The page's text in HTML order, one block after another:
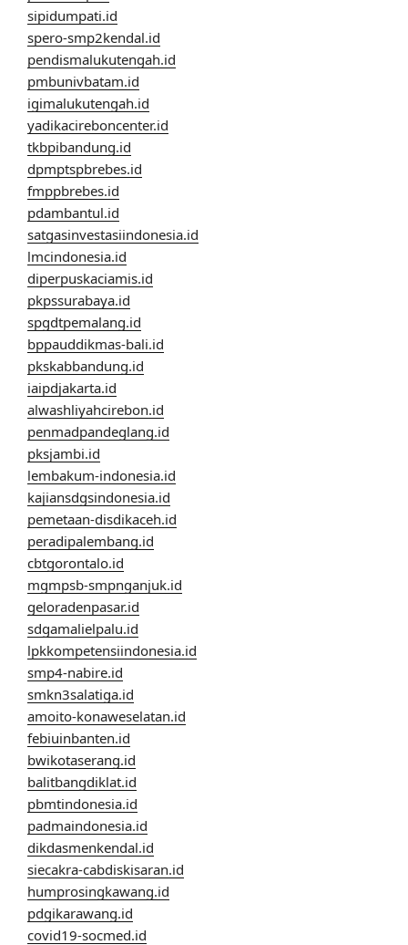
sipidumpati.id
spero-smp2kendal.id
pendismalukutengah.id
pmbunivbatam.id
igimalukutengah.id
yadikacireboncenter.id
tkbpibandung.id
dpmptspbrebes.id
fmppbrebes.id
pdambantul.id
satgasinvestasiindonesia.id
lmcindonesia.id
diperpuskaciamis.id
pkpssurabaya.id
spgdtpemalang.id
bppauddikmas-bali.id
pkskabbandung.id
iaipdjakarta.id
alwashliyahcirebon.id
penmadpandeglang.id
pksjambi.id
lembakum-indonesia.id
kajiansdgsindonesia.id
pemetaan-disdikaceh.id
peradipalembang.id
cbtgorontalo.id
mgmpsb-smpnganjuk.id
geloradenpasar.id
sdgamalielpalu.id
lpkkompetensiindonesia.id
smp4-nabire.id
smkn3salatiga.id
amoito-konaweselatan.id
febiuinbanten.id
bwikotaserang.id
balitbangdiklat.id
pbmtindonesia.id
padmaindonesia.id
dikdasmenkendal.id
siecakra-cabdiskisaran.id
humprosingkawang.id
pdgikarawang.id
covid19-socmed.id